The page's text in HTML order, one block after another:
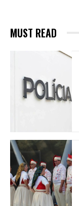
MUST READ